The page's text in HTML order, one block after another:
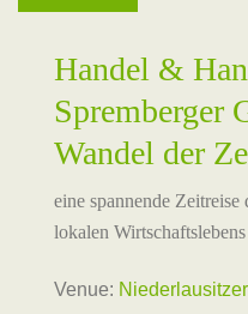
Handel &
Spremberger
Wandel der
eine spannende
lokalen Wirtschaftslebens
Venue: